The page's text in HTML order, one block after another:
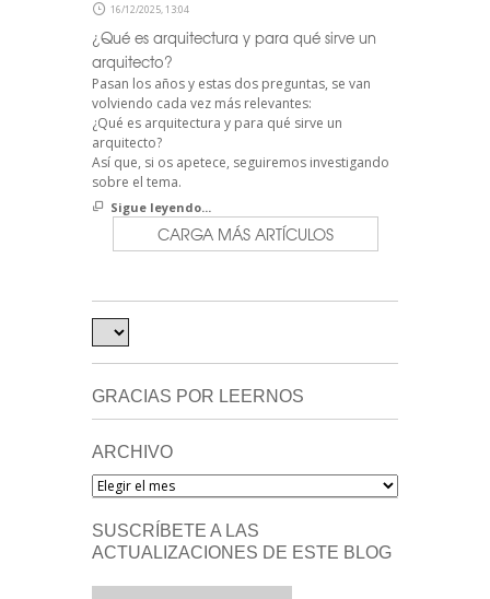
16/12/2025, 13:04
¿Qué es arquitectura y para qué sirve un
arquitecto?
Pasan los años y estas dos preguntas, se van
volviendo cada vez más relevantes:
¿Qué es arquitectura y para qué sirve un
arquitecto?
Así que, si os apetece, seguiremos investigando
sobre el tema.
Sigue leyendo...
CARGA MÁS ARTÍCULOS
GRACIAS POR LEERNOS
ARCHIVO
Archivo
SUSCRÍBETE A LAS
ACTUALIZACIONES DE ESTE BLOG